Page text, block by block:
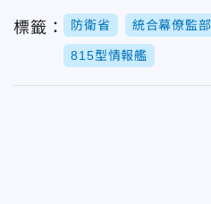
標籤： 防衛省 統合幕僚監部
815型情報艦